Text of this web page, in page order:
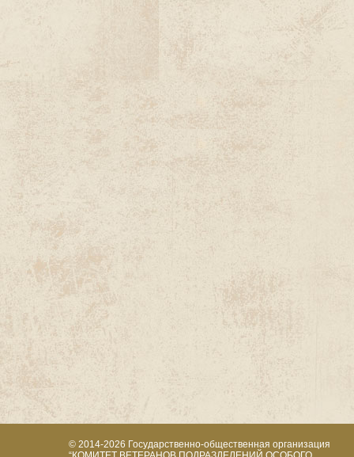
© 2014-2026 Государственно-общественная организация